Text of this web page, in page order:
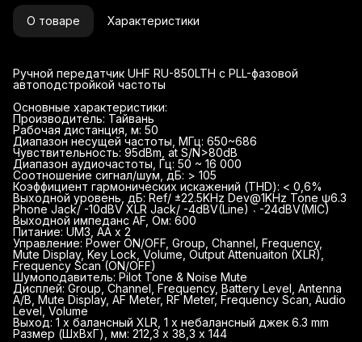
О товаре Характеристики
Ручной передатчик UHF RU-850LTH с PLL-фазовой
автоподстройкой частоты
Основные характеристики:
Производитель: Тайвань
Рабочая дистанция, м: 50
Диапазон несущей частоты, МГц: 650~686
Чувствительность: 95dBm, at S/N>80dB
Диапазон аудиочастоты, Гц: 50 ~ 16 000
Соотношение сигнал/шум, дБ: > 105
Коэффициент гармонических искажений (THD): < 0,6%
Выходной уровень, дБ: Ref/ ±22.5KHz Dev@1KHz Tone ψ6.3
Phone Jack/ -10dBV XLR Jack/ -4dBV(Line) ˴ -24dBV(MIC)
Выходной импеданс AF, Ом: 600
Питание: UM3, AA x 2
Управление: Power ON/OFF, Group, Channel, Frequency,
Mute Display, Key Lock, Volume, Output Attenuaiton (XLR),
Frequency Scan (ON/OFF)
Шумоподавитель: Pilot Tone & Noise Mute
Дисплей: Group, Channel, Frequency, Battery Level, Antenna
A/B, Mute Display, AF Meter, RF Meter, Frequency Scan, Audio
Level, Volume
Выход: 1 x балансный XLR, 1 x небалансный джек 6.3 mm
Размер (ШхВхГ), мм: 212,3 х 38,3 х 144